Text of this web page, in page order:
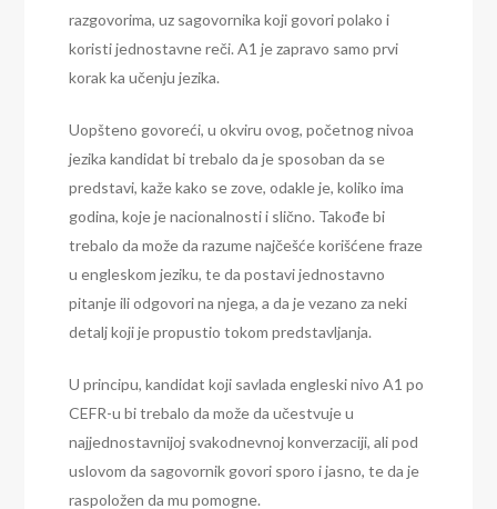
razgovorima, uz sagovornika koji govori polako i
koristi jednostavne reči. A1 je zapravo samo prvi
korak ka učenju jezika.
Uopšteno govoreći, u okviru ovog, početnog nivoa
jezika kandidat bi trebalo da je sposoban da se
predstavi, kaže kako se zove, odakle je, koliko ima
godina, koje je nacionalnosti i slično. Takođe bi
trebalo da može da razume najčešće korišćene fraze
u engleskom jeziku, te da postavi jednostavno
pitanje ili odgovori na njega, a da je vezano za neki
detalj koji je propustio tokom predstavljanja.
U principu, kandidat koji savlada engleski nivo A1 po
CEFR-u bi trebalo da može da učestvuje u
najjednostavnijoj svakodnevnoj konverzaciji, ali pod
uslovom da sagovornik govori sporo i jasno, te da je
raspoložen da mu pomogne.